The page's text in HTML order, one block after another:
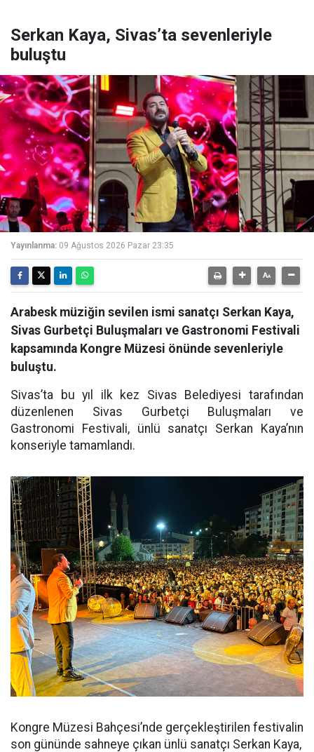
Serkan Kaya, Sivas’ta sevenleriyle
buluştu
Yayınlanma: 09 Ağustos 2026 Pazar 23:35
Arabesk müziğin sevilen ismi sanatçı Serkan Kaya,
Sivas Gurbetçi Buluşmaları ve Gastronomi Festivali
kapsamında Kongre Müzesi önünde sevenleriyle
buluştu.
Sivas’ta bu yıl ilk kez Sivas Belediyesi tarafından
düzenlenen Sivas Gurbetçi Buluşmaları ve
Gastronomi Festivali, ünlü sanatçı Serkan Kaya’nın
konseriyle tamamlandı.
Kongre Müzesi Bahçesi’nde gerçekleştirilen festivalin
son gününde sahneye çıkan ünlü sanatçı Serkan Kaya,